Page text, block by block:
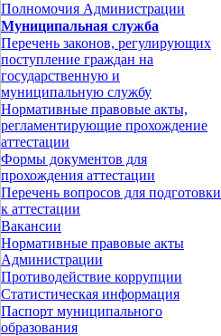
Полномочия Администрации
Муниципальная служба
Перечень законов, регулирующих
поступление граждан на
государственную и
муниципальную службу
Нормативные правовые акты,
регламентирующие прохождение
аттестации
Формы документов для
прохождения аттестации
Перечень вопросов для подготовки
к аттестации
Вакансии
Нормативные правовые акты
Администрации
Противодействие коррупции
Статистическая информация
Паспорт муниципального
образования